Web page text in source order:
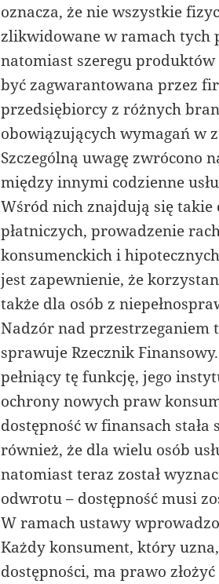
oznacza, że nie wszystkie
zlikwidowane w ramach tych
natomiast szeregu
być zagwarantowana przez
przedsiębiorcy z różnych
obowiązujących wymagań w
Szczególną uwagę zwrócono
między innymi codzienne
Wśród nich znajdują się takie
płatniczych, prowadzenie
konsumenckich i
jest zapewnienie, że
także dla osób z
Nadzór nad przestrzeganiem
sprawuje Rzecznik
pełniący tę funkcję, jego
ochrony nowych praw
dostępność w finansach
również, że dla wielu osób
natomiast teraz został
odwrotu – dostępność musi
W ramach ustawy
Każdy konsument, który
dostępności, ma prawo